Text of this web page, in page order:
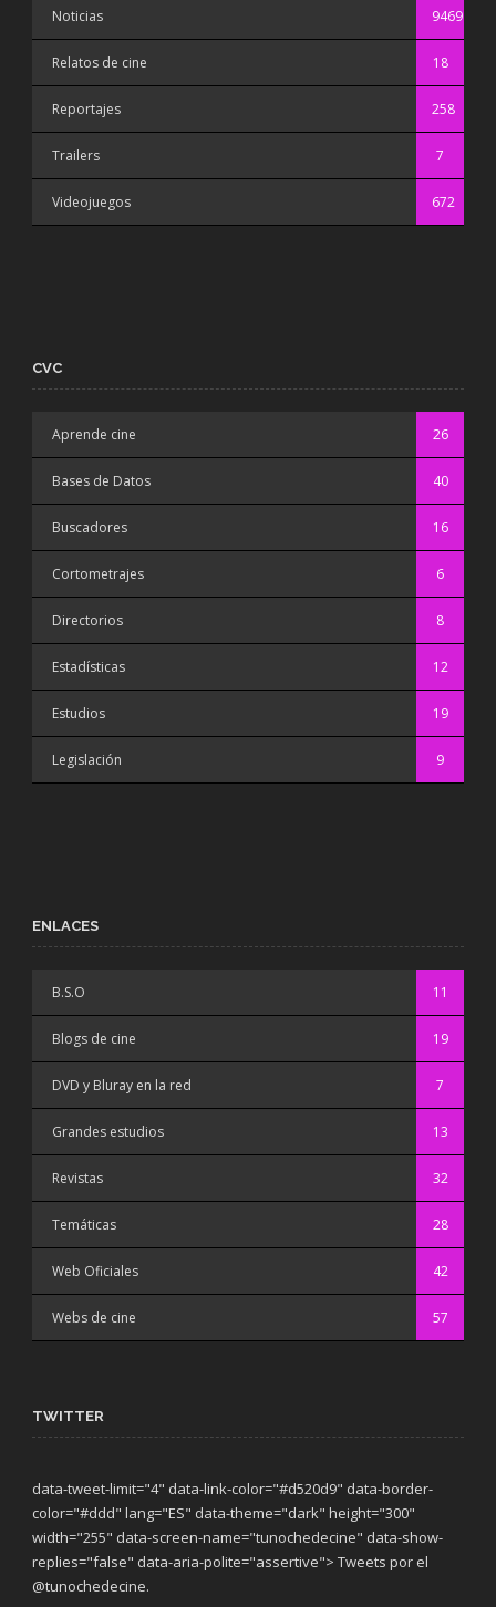
Noticias 9469
Relatos de cine 18
Reportajes 258
Trailers 7
Videojuegos 672
CVC
Aprende cine 26
Bases de Datos 40
Buscadores 16
Cortometrajes 6
Directorios 8
Estadísticas 12
Estudios 19
Legislación 9
ENLACES
B.S.O 11
Blogs de cine 19
DVD y Bluray en la red 7
Grandes estudios 13
Revistas 32
Temáticas 28
Web Oficiales 42
Webs de cine 57
TWITTER
data-tweet-limit="4" data-link-color="#d520d9" data-border-
color="#ddd" lang="ES" data-theme="dark" height="300"
width="255" data-screen-name="tunochedecine" data-show-
replies="false" data-aria-polite="assertive"> Tweets por el
@tunochedecine.